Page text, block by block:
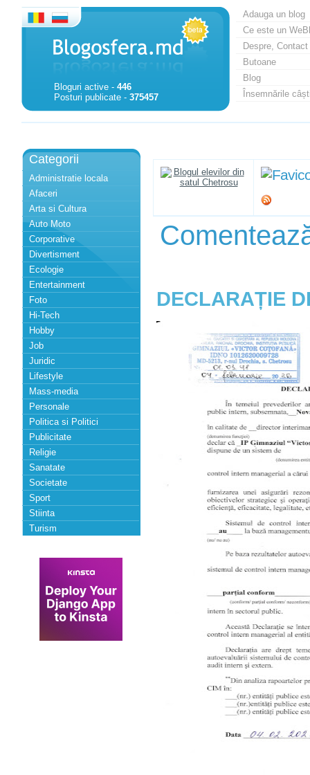
Bloguri active - 446
Posturi publicate - 375457
Adauga un blog
Ce este un
Despre, Contact
Butoane
Blog
Însemnările
Categorii
Administratie locala
Afaceri
Arta si Cultura
Auto Moto
Corporative
Divertisment
Ecologie
Entertainment
Foto
Hi-Tech
Hobby
Job
Juridic
Lifestyle
Mass-media
Personale
Politica si Politici
Publicitate
Religie
Sanatate
Societate
Sport
Stiinta
Turism
DECLARAȚIE